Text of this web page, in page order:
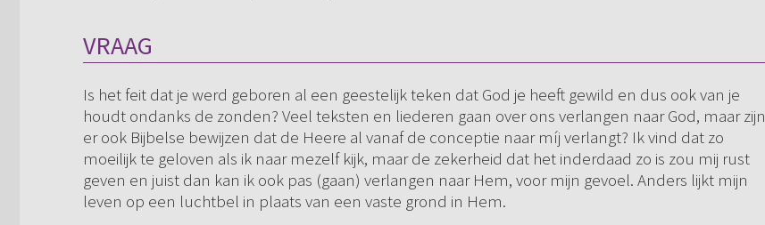
VRAAG
Is het feit dat je werd geboren al een geestelijk teken dat God je heeft gewild en dus ook van je
houdt ondanks de zonden? Veel teksten en liederen gaan over ons verlangen naar God, maar zijn
er ook Bijbelse bewijzen dat de Heere al vanaf de conceptie naar míj verlangt? Ik vind dat zo
moeilijk te geloven als ik naar mezelf kijk, maar de zekerheid dat het inderdaad zo is zou mij rust
geven en juist dan kan ik ook pas (gaan) verlangen naar Hem, voor mijn gevoel. Anders lijkt mijn
leven op een luchtbel in plaats van een vaste grond in Hem.